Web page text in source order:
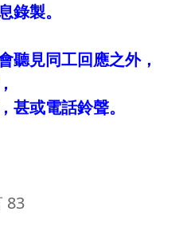
錄製。
聽見同工回應之外，
甚或電話鈴聲。
83